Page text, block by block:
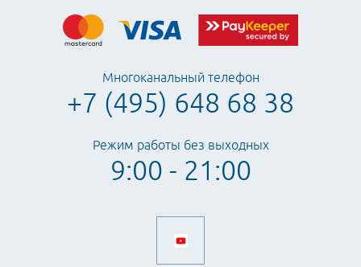
Многоканальный телефон
+7 (495) 648 68 38
Режим работы без выходных
9:00 - 21:00